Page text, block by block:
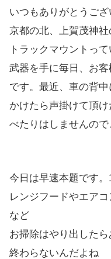
いつもありがとうご
京都の北、上賀茂神
トラックマウントっ
武器を手に毎日、お
です。最近、車の背
かけたら声掛けて頂
べたりはしませんので
今日は早速本題です
レンジフードやエア
など
お掃除はやり出した
終わらないんだよね